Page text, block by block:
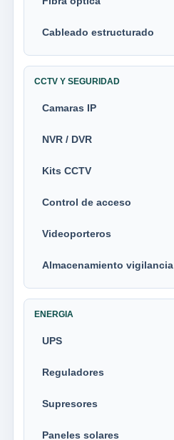
Cableado estructurado
CCTV Y SEGURIDAD
Camaras IP
NVR / DVR
Kits CCTV
Control de acceso
Videoporteros
Almacenamiento vigilancia
ENERGIA
UPS
Reguladores
Supresores
Paneles solares